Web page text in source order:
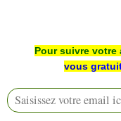
Pour suivre
vous